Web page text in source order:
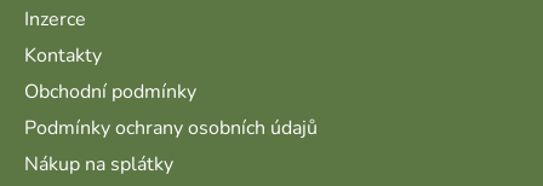
Inzerce
Kontakty
Obchodní podmínky
Podmínky ochrany osobních údajů
Nákup na splátky